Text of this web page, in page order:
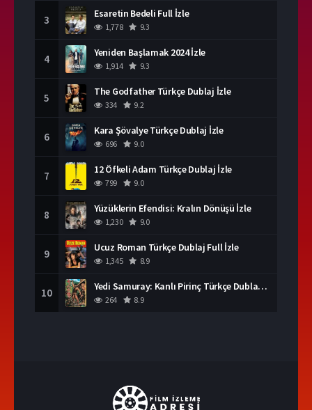
3 Esaretin Bedeli Full İzle
1,778 9.3
4 Yeniden Başlamak 2024 İzle
1,914 9.3
5 The Godfather Türkçe Dublaj İzle
334 9.2
6 Kara Şövalye Türkçe Dublaj İzle
696 9.0
7 12 Öfkeli Adam Türkçe Dublaj İzle
799 9.0
8 Yüzüklerin Efendisi: Kralın Dönüşü İzle
1,230 9.0
9 Ucuz Roman Türkçe Dublaj Full İzle
1,345 8.9
10 Yedi Samuray: Kanlı Pirinç Türkçe Dublaj İzle
264 8.9